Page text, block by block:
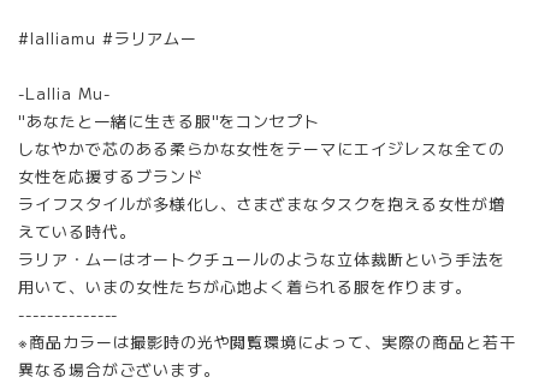
#lalliamu #ラリアムー
-Lallia Mu-
"あなたと一緒に生きる服"をコンセプト
しなやかで芯のある柔らかな女性をテーマにエイジレスな全ての
女性を応援するブランド
ライフスタイルが多様化し、さまざまなタスクを抱える女性が増
えている時代。
ラリア・ムーはオートクチュールのような立体裁断という手法を
用いて、いまの女性たちが心地よく着られる服を作ります。
--------------
※商品カラーは撮影時の光や閲覧環境によって、実際の商品と若干
異なる場合がございます。